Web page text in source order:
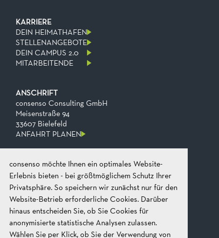
consenso möchte Ihnen ein optimales Website-
Erlebnis bieten - bei größtmöglichem Schutz Ihrer
Privatsphäre. So speichern wir zunächst nur für den
Website-Betrieb erforderliche Cookies. Darüber
hinaus entscheiden Sie, ob Sie Cookies für
anonymisierte statistische Analysen zulassen.
Wählen Sie per Klick, ob Sie der Verwendung von
KARRIERE
DEIN HEIMATHAFEN
STELLENANGEBOTE
DEIN CAMPUS 2.0
MITARBEITENDE
ANSCHRIFT
consenso Consulting GmbH
Meisenstraße 94
33607 Bielefeld
ANFAHRT PLANEN
KONTAKT
Telefon
Fax
E-mail
+49 521 2606 0
+49​ 521​ 2606​ 199
mail@consenso.de
GEPRÄCH STARTEN
RECHTLICHES